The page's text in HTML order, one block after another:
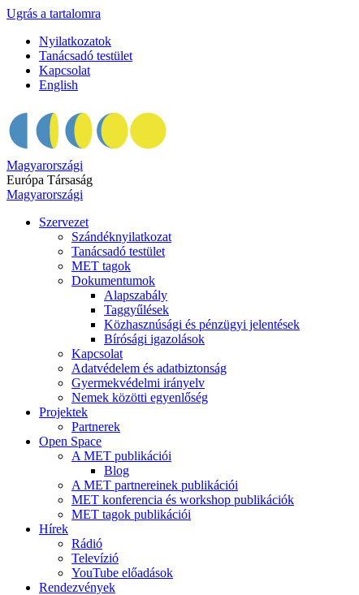
Ugrás a tartalomra
Nyilatkozatok
Tanácsadó testület
Kapcsolat
English
Magyarországi
Európa Társaság
Magyarországi
Szervezet
Szándéknyilatkozat
Tanácsadó testület
MET tagok
Dokumentumok
Alapszabály
Taggyűlések
Közhasznúsági és pénzügyi jelentések
Bírósági igazolások
Kapcsolat
Adatvédelem és adatbiztonság
Gyermekvédelmi irányelv
Nemek közötti egyenlőség
Projektek
Partnerek
Open Space
A MET publikációi
Blog
A MET partnereinek publikációi
MET konferencia és workshop publikációk
MET tagok publikációi
Hírek
Rádió
Televízió
YouTube előadások
Rendezvények